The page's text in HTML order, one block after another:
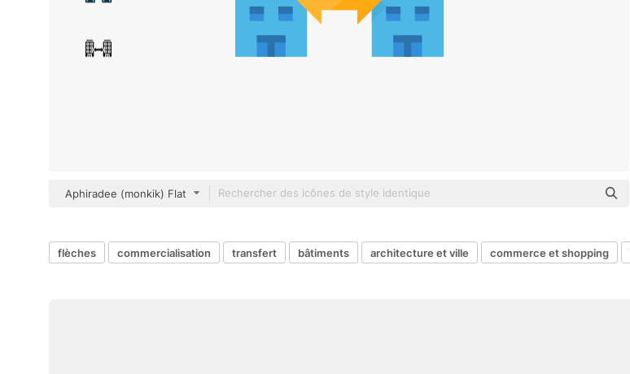
Aphiradee (monkik) Flat
flèches commercialisation transfert bâtiments architecture et ville commerce et shopping